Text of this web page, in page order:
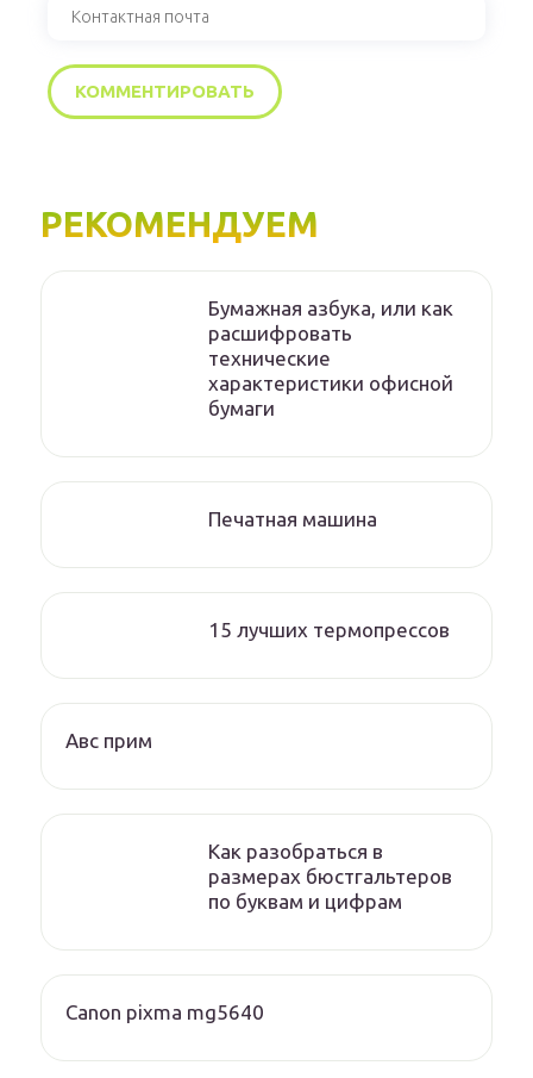
РЕКОМЕНДУЕМ
Бумажная азбука, или как
расшифровать
технические
характеристики офисной
бумаги
Печатная машина
15 лучших термопрессов
Авс прим
Как разобраться в
размерах бюстгальтеров
по буквам и цифрам
Canon pixma mg5640